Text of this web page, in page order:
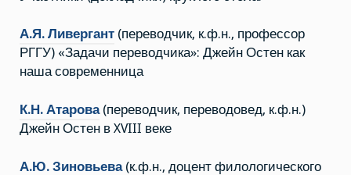
А.Я. Ливергант (переводчик, к.ф.н., профессор
РГГУ) «Задачи переводчика»: Джейн Остен как
наша современница
К.Н. Атарова(переводчик, переводовед, к.ф.н.)
Джейн Остен в XVIII веке
А.Ю. Зиновьева(к.ф.н., доцент филологического